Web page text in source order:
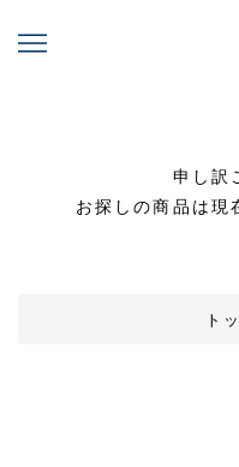
申し訳
お探しの商品は現
ト